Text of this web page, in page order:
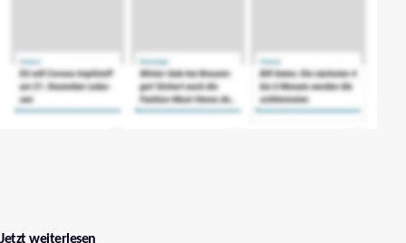
Jetzt weiterlesen